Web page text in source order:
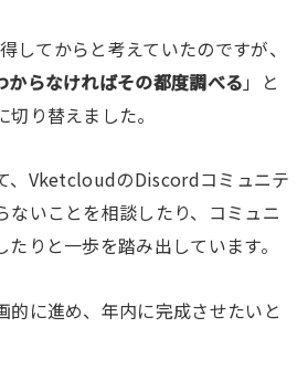
てからと考えていたのですが、
からなければその都度調べる 」と
り替えました。
、VketcloudのDiscordコミュニテ
ないことを相談したり、コミュニ
りと一歩を踏み出しています。
的に進め、年内に完成させたいと